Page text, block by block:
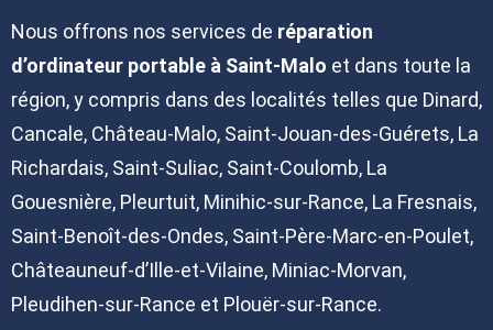
Nous offrons nos services de réparation
d’ordinateur portable à Saint-Malo et dans toute la
région, y compris dans des localités telles que Dinard,
Cancale, Château-Malo, Saint-Jouan-des-Guérets, La
Richardais, Saint-Suliac, Saint-Coulomb, La
Gouesnière, Pleurtuit, Minihic-sur-Rance, La Fresnais,
Saint-Benoît-des-Ondes, Saint-Père-Marc-en-Poulet,
Châteauneuf-d’Ille-et-Vilaine, Miniac-Morvan,
Pleudihen-sur-Rance et Plouër-sur-Rance.